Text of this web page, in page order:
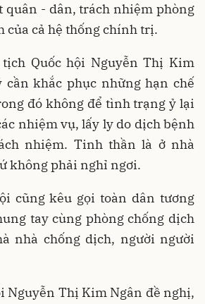
quân - dân, trách nhiệm phòng
của cả hệ thống chính trị.
Quốc hội Nguyễn Thị Kim
cần khắc phục những hạn chế
đó không để tình trạng ỷ lại
nhiệm vụ, lấy ly do dịch bệnh
nhiệm. Tinh thần là ở nhà
không phải nghỉ ngơi.
cũng kêu gọi toàn dân tương
tay cùng phòng chống dịch
nhà chống dịch, người người
Nguyễn Thị Kim Ngân đề nghị,